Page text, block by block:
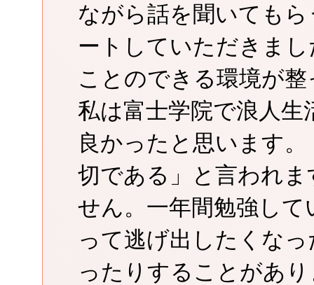
ながら話を聞いても
ートしていただきま
ことのできる環境が
私は富士学院で浪人
良かったと思います
切である」と言われ
せん。一年間勉強し
って逃げ出したくな
ったりすることがあ